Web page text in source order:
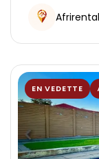
EN VEDETTE